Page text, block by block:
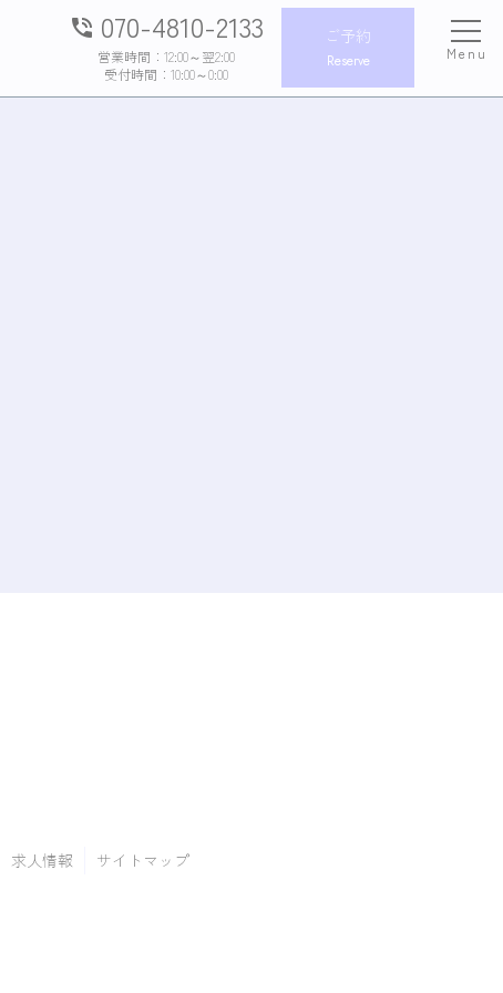
phone_in_talk 070-4810-2133
営業時間：12:00～翌2:00
受付時間：10:00～0:00
ご予約
Reserve Menu
求人情報
サイトマップ